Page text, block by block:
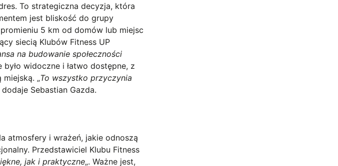
To strategiczna decyzja, która
jest bliskość do grupy
5 km od domów lub miejsc
siecią Klubów Fitness UP
na budowanie społeczności
widoczne i łatwo dostępne, z
„To wszystko przyczynia
dodaje Sebastian Gazda.
atmosfery i wrażeń, jakie odnoszą
Przedstawiciel Klubu Fitness
jak i praktyczne„. Ważne jest,